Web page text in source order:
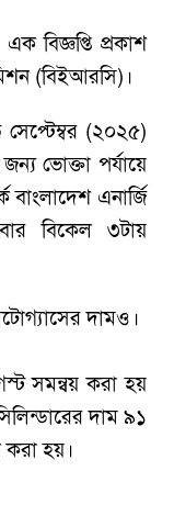
বিজ্ঞপ্তি প্রকাশ
(বিইআরসি)।
(২০২৫)
ভোক্তা পর্যায়ে
এনার্জি
বিকেল ৩টায়
দামও।
সমন্বয় করা হয়
দাম ৯১
করা হয়।